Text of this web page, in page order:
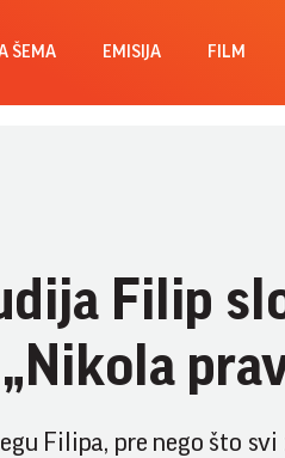
ŠEMA EMISIJA FILM
Filip
Filipa, pre nego što